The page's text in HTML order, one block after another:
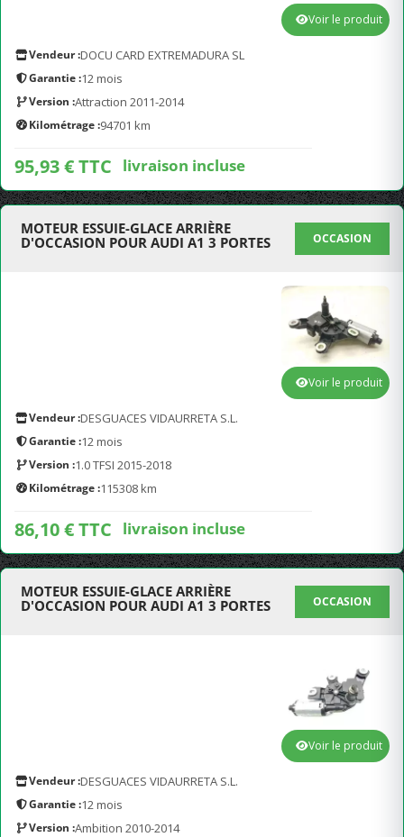
Vendeur :DOCU CARD EXTREMADURA SL
Garantie :12 mois
Version :Attraction 2011-2014
Kilométrage :94701 km
95,93 € TTC livraison incluse
Voir le produit
MOTEUR ESSUIE-GLACE ARRIÈRE
D'OCCASION POUR AUDI A1 3 PORTES
OCCASION
Vendeur :DESGUACES VIDAURRETA S.L.
Garantie :12 mois
Version :1.0 TFSI 2015-2018
Kilométrage :115308 km
86,10 € TTC livraison incluse
Voir le produit
MOTEUR ESSUIE-GLACE ARRIÈRE
D'OCCASION POUR AUDI A1 3 PORTES
OCCASION
Vendeur :DESGUACES VIDAURRETA S.L.
Garantie :12 mois
Version :Ambition 2010-2014
Voir le produit